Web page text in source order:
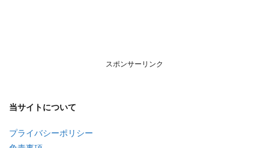
スポンサーリンク
当サイトについて
プライバシーポリシー